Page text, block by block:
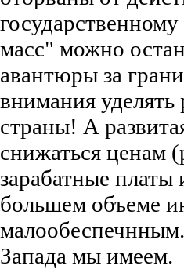
масс" можно
авантюры за
внимания
страны! А
снижаться ценам
зарабатные
большем объеме
Запада мы имеем.